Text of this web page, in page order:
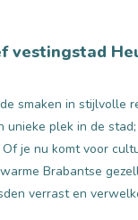
vestingstad
smaken in stijlvolle
unieke plek in de
je nu komt voor
Brabantse
verrast en